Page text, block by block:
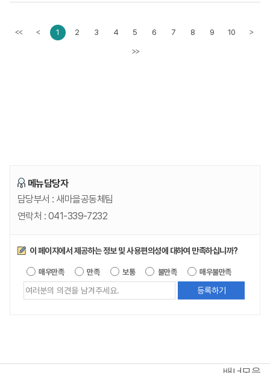
<< < 1 2 3 4 5 6 7 8 9 10 >
>>
메뉴담당자
담당부서 : 새마을공동체팀
연락처 : 041-339-7232
만족도조사
이 페이지에서 제공하는 정보 및 사용편의성에 대하여 만족하십니까?
매우만족 만족 보통 불만족 매우불만족